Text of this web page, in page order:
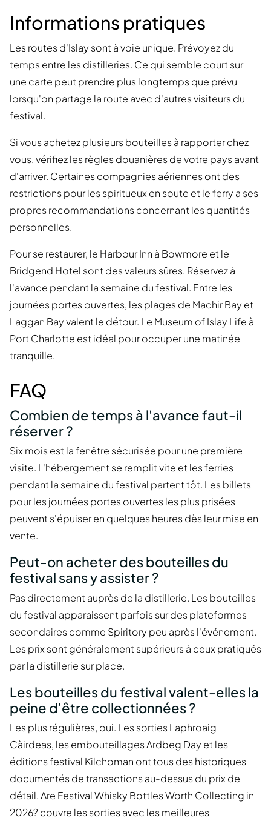
Informations pratiques
Les routes d'Islay sont à voie unique. Prévoyez du
temps entre les distilleries. Ce qui semble court sur
une carte peut prendre plus longtemps que prévu
lorsqu'on partage la route avec d'autres visiteurs du
festival.
Si vous achetez plusieurs bouteilles à rapporter chez
vous, vérifiez les règles douanières de votre pays avant
d'arriver. Certaines compagnies aériennes ont des
restrictions pour les spiritueux en soute et le ferry a ses
propres recommandations concernant les quantités
personnelles.
Pour se restaurer, le Harbour Inn à Bowmore et le
Bridgend Hotel sont des valeurs sûres. Réservez à
l'avance pendant la semaine du festival. Entre les
journées portes ouvertes, les plages de Machir Bay et
Laggan Bay valent le détour. Le Museum of Islay Life à
Port Charlotte est idéal pour occuper une matinée
tranquille.
FAQ
Combien de temps à l'avance faut-il
réserver ?
Six mois est la fenêtre sécurisée pour une première
visite. L'hébergement se remplit vite et les ferries
pendant la semaine du festival partent tôt. Les billets
pour les journées portes ouvertes les plus prisées
peuvent s'épuiser en quelques heures dès leur mise en
vente.
Peut-on acheter des bouteilles du
festival sans y assister ?
Pas directement auprès de la distillerie. Les bouteilles
du festival apparaissent parfois sur des plateformes
secondaires comme Spiritory peu après l'événement.
Les prix sont généralement supérieurs à ceux pratiqués
par la distillerie sur place.
Les bouteilles du festival valent-elles la
peine d'être collectionnées ?
Les plus régulières, oui. Les sorties Laphroaig
Càirdeas, les embouteillages Ardbeg Day et les
éditions festival Kilchoman ont tous des historiques
documentés de transactions au-dessus du prix de
détail.Are Festival Whisky Bottles Worth Collecting in
2026? couvre les sorties avec les meilleures